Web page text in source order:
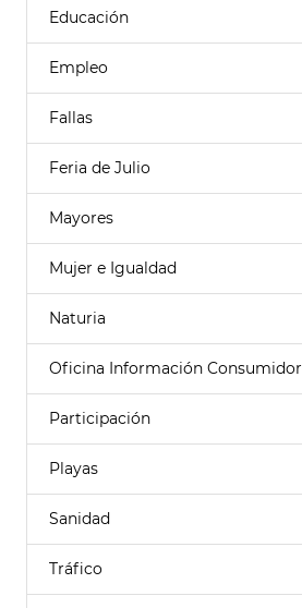
Educación
Empleo
Fallas
Feria de Julio
Mayores
Mujer e Igualdad
Naturia
Oficina Información Consumidor
Participación
Playas
Sanidad
Tráfico